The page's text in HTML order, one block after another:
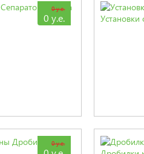
Сепараторы зерна
0 у.е.
0 у.е.
Дробилки
0 у.е.